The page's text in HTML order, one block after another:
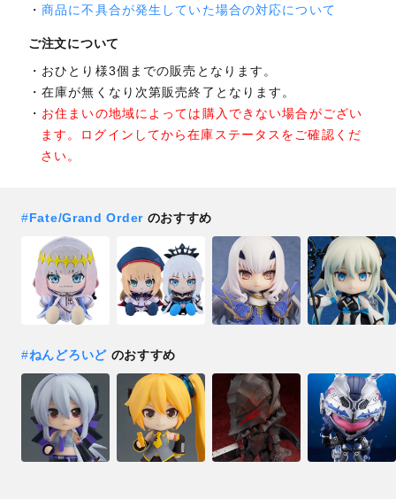
商品に不具合が発生していた場合の対応について
ご注文について
おひとり様3個までの販売となります。
在庫が無くなり次第販売終了となります。
お住まいの地域によっては購入できない場合がござい
ます。ログインしてから在庫ステータスをご確認くだ
さい。
#Fate/Grand Orderのおすすめ
#ねんどろいどのおすすめ